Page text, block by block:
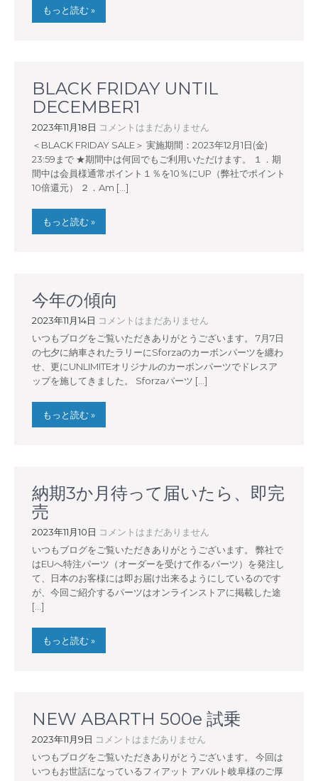
もっと読む »
BLACK FRIDAY UNTIL
DECEMBER1
2023年11月18日 コメントはまだありません
＜BLACK FRIDAY SALE＞ 実施期間：2023年12月1日(金)
23:59まで ★期間中は何回でもご利用いただけます。 １．期
間中は会員様通常ポイント１％を10％にUP（弊社でポイント
10倍還元） ２．Am […]
もっと読む »
今年の傾向
2023年11月14日 コメントはまだありません
いつもブログをご覧いただきありがとうございます。 7月7日
の七夕に納車されたラリーにSforzaのカーボンパーツを纏わ
せ、更にUNLIMITEオリジナルのカーボンパーツでドレスア
ップを施してきました。 Sforzaパーツ […]
もっと読む »
納期3か月待って届いたら、即完
売
2023年11月10日 コメントはまだありません
いつもブログをご覧いただきありがとうございます。 弊社で
はEUへ特注パーツ（オーダーを受けて作るパーツ）を発注し
て、日本のお客様には即お届け出来るようにしているのです
が、今回ご紹介するパーツはオンラインストアに掲載した途
[…]
もっと読む »
NEW ABARTH 500e 試乗
2023年11月9日 コメントはまだありません
いつもブログをご覧いただきありがとうございます。 今回は
いつもお世話になっているフィアット アバルト岐阜様のご厚